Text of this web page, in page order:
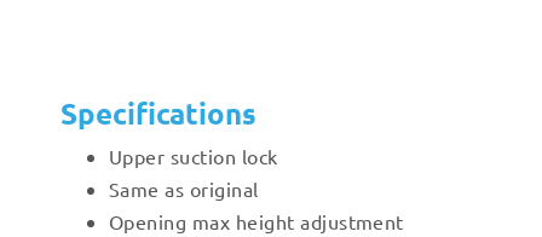
Specifications
Upper suction lock
Same as original
Opening max height adjustment